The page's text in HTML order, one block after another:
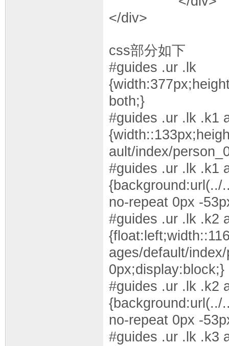
</div>
css部分如下
#guides .ur .lk
both;}
#guides .ur .lk .k1
ault/index/
#guides .ur .lk .k1
{background:url(../
no-repeat 0px -
#guides .ur .lk .k2
ages/default/
0px;display:block;}
#guides .ur .lk .k2
{background:url(../
no-repeat 0px -
#guides .ur .lk .k3